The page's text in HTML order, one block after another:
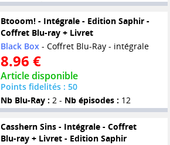
Btooom! - Intégrale - Edition Saphir -
Coffret Blu-ray + Livret
Black Box - Coffret Blu-Ray - intégrale
8.96 €
Article disponible
Points fidelités : 50
Nb Blu-Ray : 2 - Nb épisodes : 12
Casshern Sins - Intégrale - Coffret
Blu-ray + Livret - Edition Saphir